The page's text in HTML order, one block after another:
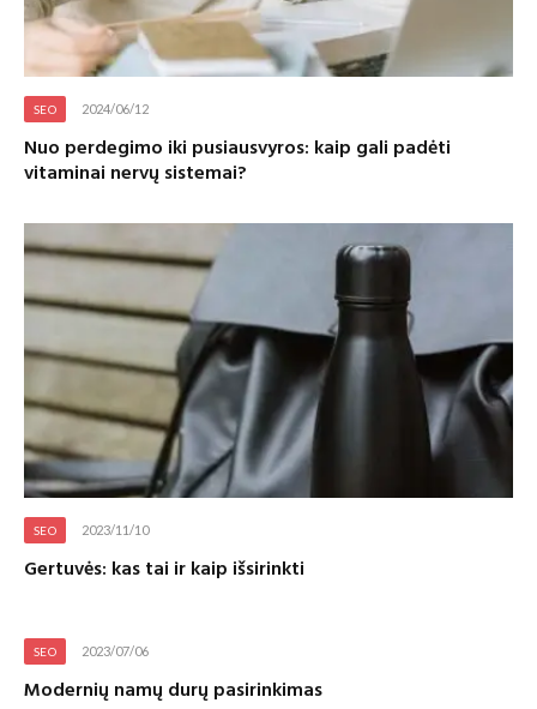
SEO 2024/06/12
Nuo perdegimo iki pusiausvyros: kaip gali padėti
vitaminai nervų sistemai?
SEO 2023/11/10
Gertuvės: kas tai ir kaip išsirinkti
SEO 2023/07/06
Modernių namų durų pasirinkimas